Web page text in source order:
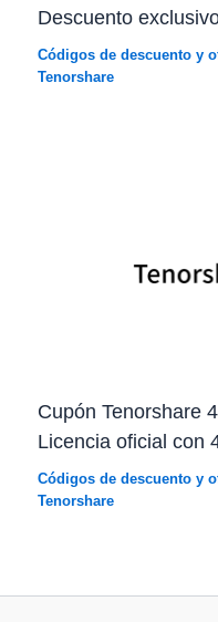
Descuento
Códigos de descuento y
Tenorshare
Cupón Tenorshare
Licencia oficial con
Códigos de descuento y
Tenorshare